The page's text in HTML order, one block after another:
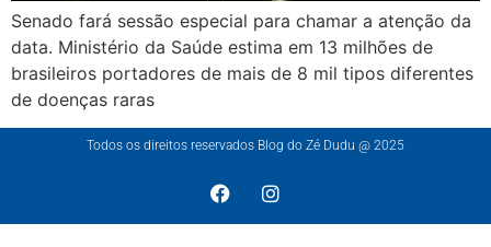
Senado fará sessão especial para chamar a atenção da
data. Ministério da Saúde estima em 13 milhões de
brasileiros portadores de mais de 8 mil tipos diferentes
de doenças raras
Todos os direitos reservados Blog do Zé Dudu @ 2025